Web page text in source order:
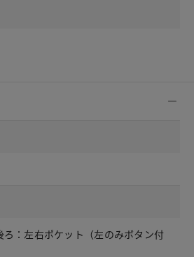
：左右ポケット（左のみボタン付